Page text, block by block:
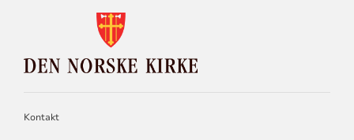
NORSKE
KIRKE
Kontakt